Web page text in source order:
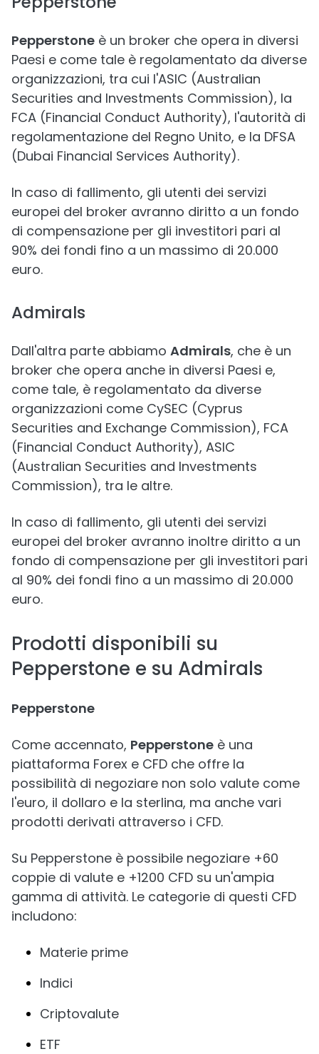
Pepperstone è un broker che opera in diversi
Paesi e come tale è regolamentato da diverse
organizzazioni, tra cui l'ASIC (Australian
Securities and Investments Commission), la
FCA (Financial Conduct Authority), l'autorità di
regolamentazione del Regno Unito, e la DFSA
(Dubai Financial Services Authority).
In caso di fallimento, gli utenti dei servizi
europei del broker avranno diritto a un fondo
di compensazione per gli investitori pari al
90% dei fondi fino a un massimo di 20.000
euro.
Admirals
Dall'altra parte abbiamo Admirals, che è un
broker che opera anche in diversi Paesi e,
come tale, è regolamentato da diverse
organizzazioni come CySEC (Cyprus
Securities and Exchange Commission), FCA
(Financial Conduct Authority), ASIC
(Australian Securities and Investments
Commission), tra le altre.
In caso di fallimento, gli utenti dei servizi
europei del broker avranno inoltre diritto a un
fondo di compensazione per gli investitori pari
al 90% dei fondi fino a un massimo di 20.000
euro.
Prodotti disponibili su
Pepperstone e su Admirals
Pepperstone
Come accennato, Pepperstone è una
piattaforma Forex e CFD che offre la
possibilità di negoziare non solo valute come
l'euro, il dollaro e la sterlina, ma anche vari
prodotti derivati attraverso i CFD.
Su Pepperstone è possibile negoziare +60
coppie di valute e +1200 CFD su un'ampia
gamma di attività. Le categorie di questi CFD
includono:
Materie prime
Indici
Criptovalute
ETF